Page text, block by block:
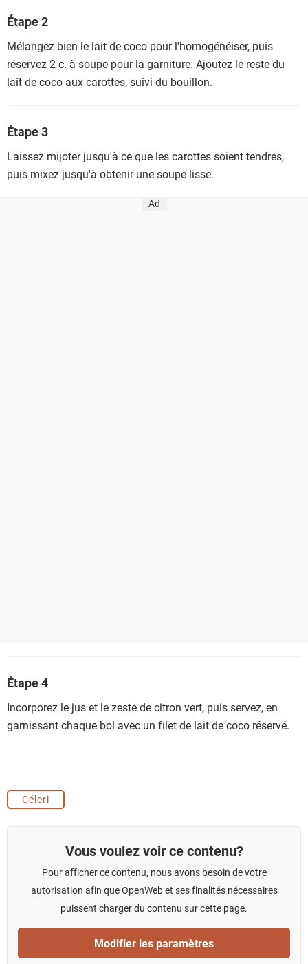
Étape 2
Mélangez bien le lait de coco pour l'homogénéiser, puis
réservez 2 c. à soupe pour la garniture. Ajoutez le reste du
lait de coco aux carottes, suivi du bouillon.
Étape 3
Laissez mijoter jusqu'à ce que les carottes soient tendres,
puis mixez jusqu'à obtenir une soupe lisse.
Ad
Étape 4
Incorporez le jus et le zeste de citron vert, puis servez, en
garnissant chaque bol avec un filet de lait de coco réservé.
Céleri
Vous voulez voir ce contenu?
Pour afficher ce contenu, nous avons besoin de votre
autorisation afin que OpenWeb et ses finalités nécessaires
puissent charger du contenu sur cette page.
Modifier les paramètres